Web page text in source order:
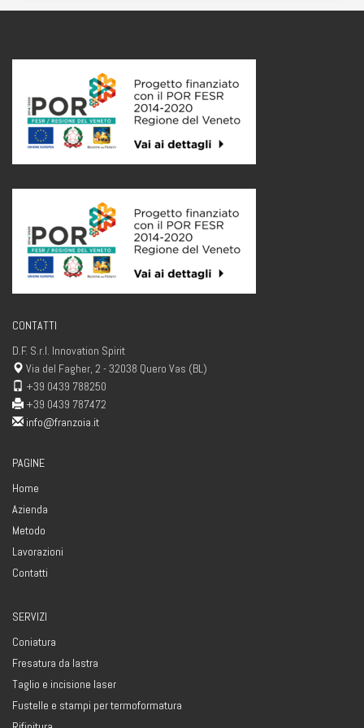
CONTATTI
D.F. S.r.l. Innovation Spirit
Via del Fagher, 2 - 32038 Quero Vas (BL)
+39 0439 788250
+39 0439 787472
info@franzoia.it
PAGINE
Home
Azienda
Metodo
Lavorazioni
Contatti
SERVIZI
Coniatura
Fresatura da lastra
Taglio e incisione laser
Fustelle e stampi per termoformatura